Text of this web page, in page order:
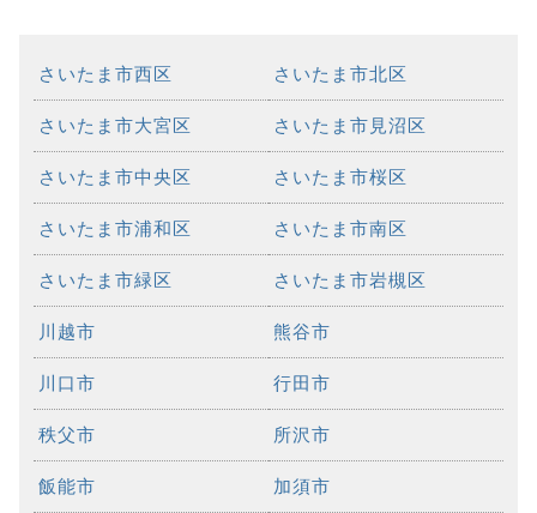
さいたま市西区 さいたま市北区
さいたま市大宮区 さいたま市見沼区
さいたま市中央区 さいたま市桜区
さいたま市浦和区 さいたま市南区
さいたま市緑区 さいたま市岩槻区
川越市 熊谷市
川口市 行田市
秩父市 所沢市
飯能市 加須市